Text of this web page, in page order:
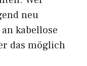
neu
kabellose
das möglich